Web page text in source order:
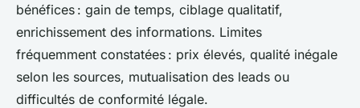
bénéfices : gain de temps, ciblage qualitatif,
enrichissement des informations. Limites
fréquemment constatées : prix élevés, qualité inégale
selon les sources, mutualisation des leads ou
difficultés de conformité légale.